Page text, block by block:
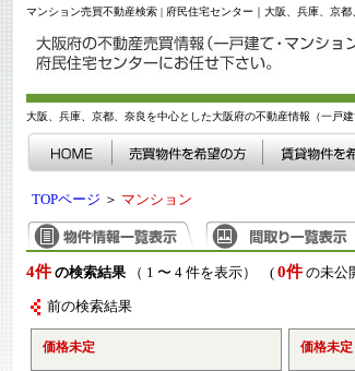
マンション売買不動産検索 | 府民住宅センター｜大阪、兵庫、京
大阪、兵庫、京都、奈良を中心とした大阪府の不動産情報（一戸
TOPページ ＞ マンション
4件 の検索結果（ 1 〜 4 件を表示） ( 0件の未公
前の検索結果
価格未定 価格未定